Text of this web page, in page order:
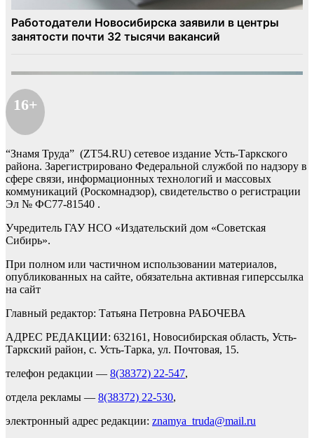
16+
“Знамя Труда” (ZT54.RU) сетевое издание Усть-Таркского
района. Зарегистрировано Федеральной службой по надзору в
сфере связи, информационных технологий и массовых
коммуникаций (Роскомнадзор), свидетельство о регистрации
Эл № ФС77-81540 .
Учредитель ГАУ НСО «Издательский дом «Советская
Сибирь».
При полном или частичном использовании материалов,
опубликованных на сайте, обязательна активная гиперссылка
на сайт
Главный редактор: Татьяна Петровна РАБОЧЕВА
АДРЕС РЕДАКЦИИ: 632161, Новосибирская область, Усть-
Таркский район, с. Усть-Тарка, ул. Почтовая, 15.
телефон редакции — 8(38372) 22-547,
отдела рекламы — 8(38372) 22-530,
электронный адрес редакции: znamya_truda@mail.ru